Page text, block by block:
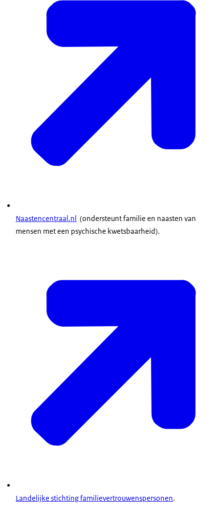
Naastencentraal.nl (ondersteunt familie en naasten van
mensen met een psychische kwetsbaarheid).
Landelijke stichting familievertrouwenspersonen.